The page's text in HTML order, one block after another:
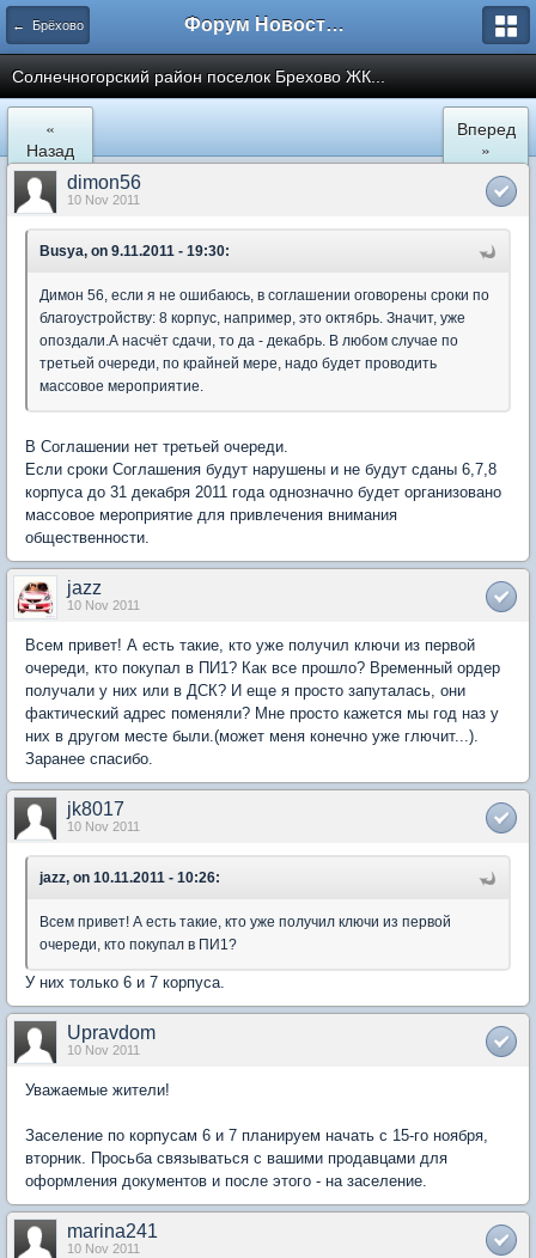
← Брёхово Форум Новостройки
Cолнечногорский район поселок Брехово ЖК...
«
Назад
Вперед
»
dimon56
10 Nov 2011
Busya, on 9.11.2011 - 19:30:
Димон 56, если я не ошибаюсь, в соглашении оговорены сроки по
благоустройству: 8 корпус, например, это октябрь. Значит, уже
опоздали.А насчёт сдачи, то да - декабрь. В любом случае по
третьей очереди, по крайней мере, надо будет проводить
массовое мероприятие.
В Соглашении нет третьей очереди.
Если сроки Соглашения будут нарушены и не будут сданы 6,7,8
корпуса до 31 декабря 2011 года однозначно будет организовано
массовое мероприятие для привлечения внимания
общественности.
jazz
10 Nov 2011
Всем привет! А есть такие, кто уже получил ключи из первой
очереди, кто покупал в ПИ1? Как все прошло? Временный ордер
получали у них или в ДСК? И еще я просто запуталась, они
фактический адрес поменяли? Мне просто кажется мы год наз у
них в другом месте были.(может меня конечно уже глючит...).
Заранее спасибо.
jk8017
10 Nov 2011
jazz, on 10.11.2011 - 10:26:
Всем привет! А есть такие, кто уже получил ключи из первой
очереди, кто покупал в ПИ1?
У них только 6 и 7 корпуса.
Upravdom
10 Nov 2011
Уважаемые жители!
Заселение по корпусам 6 и 7 планируем начать с 15-го ноября,
вторник. Просьба связываться с вашими продавцами для
оформления документов и после этого - на заселение.
marina241
10 Nov 2011